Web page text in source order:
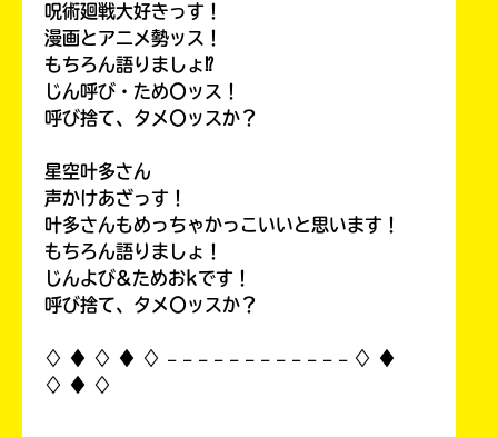
呪術廻戦大好きっす！
漫画とアニメ勢ッス！
もちろん語りましょ⁉
じん呼び・ため〇ッス！
呼び捨て、タメ〇ッスか？
星空叶多さん
声かけあざっす！
叶多さんもめっちゃかっこいいと思います！
もちろん語りましょ！
じんよび&ためおkです！
呼び捨て、タメ〇ッスか？
♢ ♦︎ ♢ ♦︎ ♢ 𓐄 𓐄 𓐄 𓐄 𓐄 𓐄 𓐄 𓐄 𓐄 𓐄 𓐄 𓐄 ♢ ♦︎
♢ ♦︎ ♢